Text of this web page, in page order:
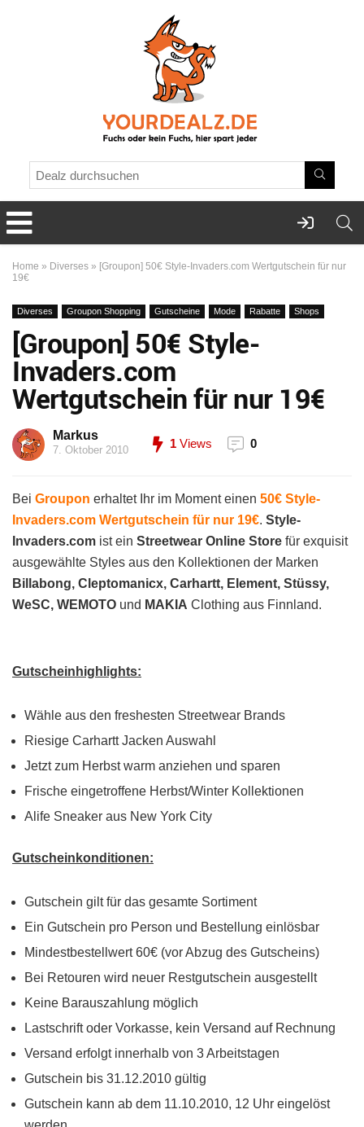
Home » Diverses » [Groupon] 50€ Style-Invaders.com Wertgutschein für nur
19€
Diverses Groupon Shopping Gutscheine Mode Rabatte Shops
[Groupon] 50€ Style-
Invaders.com
Wertgutschein für nur 19€
Markus
7. Oktober 2010 1 Views 0
Bei Groupon erhaltet Ihr im Moment einen 50€ Style-
Invaders.com Wertgutschein für nur 19€. Style-
Invaders.com ist ein Streetwear Online Store für exquisit
ausgewählte Styles aus den Kollektionen der Marken
Billabong, Cleptomanicx, Carhartt, Element, Stüssy,
WeSC, WEMOTO und MAKIA Clothing aus Finnland.
Gutscheinhighlights:
Wähle aus den freshesten Streetwear Brands
Riesige Carhartt Jacken Auswahl
Jetzt zum Herbst warm anziehen und sparen
Frische eingetroffene Herbst/Winter Kollektionen
Alife Sneaker aus New York City
Gutscheinkonditionen:
Gutschein gilt für das gesamte Sortiment
Ein Gutschein pro Person und Bestellung einlösbar
Mindestbestellwert 60€ (vor Abzug des Gutscheins)
Bei Retouren wird neuer Restgutschein ausgestellt
Keine Barauszahlung möglich
Lastschrift oder Vorkasse, kein Versand auf Rechnung
Versand erfolgt innerhalb von 3 Arbeitstagen
Gutschein bis 31.12.2010 gültig
Gutschein kann ab dem 11.10.2010, 12 Uhr eingelöst